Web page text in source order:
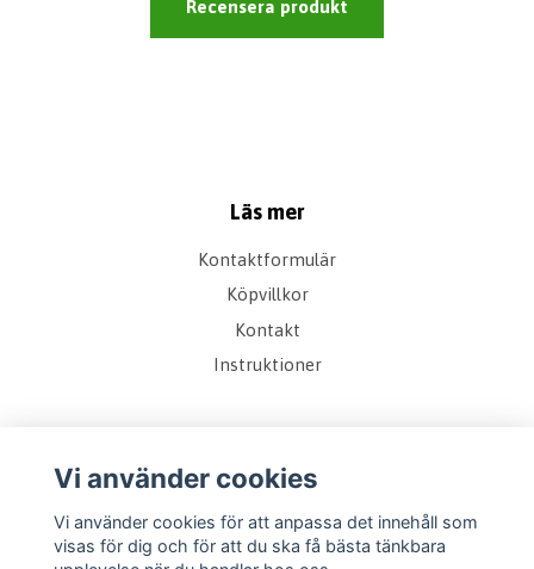
Recensera produkt
Läs mer
Kontaktformulär
Köpvillkor
Kontakt
Instruktioner
Vi använder cookies
Vi använder cookies för att anpassa det innehåll som
visas för dig och för att du ska få bästa tänkbara